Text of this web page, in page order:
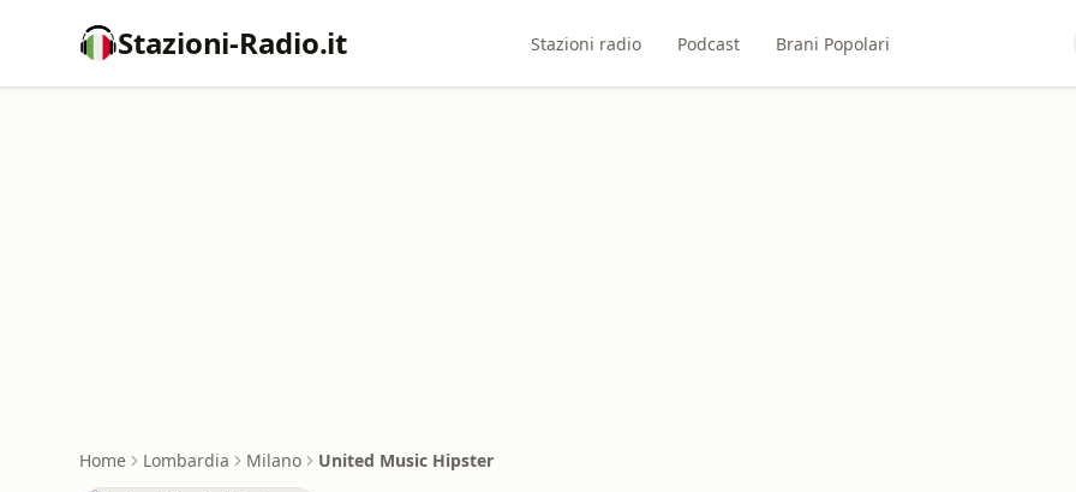
Stazioni-Radio.it Stazioni radio Podcast Brani Popolari
Home Lombardia Milano United Music Hipster